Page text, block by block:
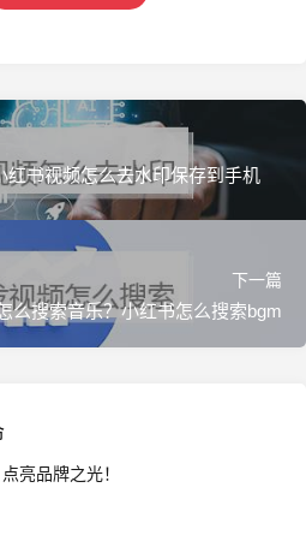
红书视频怎么去水印保存到手机
下一篇
么搜索音乐？小红书怎么搜索bgm
亮品牌之光！